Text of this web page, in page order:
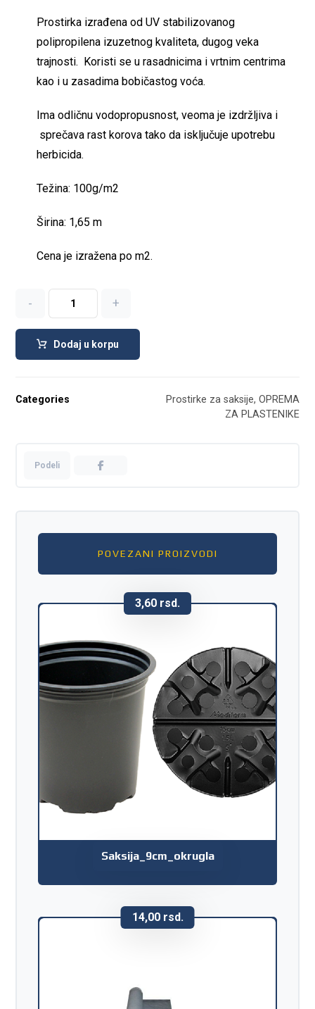
Prostirka izrađena od UV stabilizovanog
polipropilena izuzetnog kvaliteta, dugog veka
trajnosti. Koristi se u rasadnicima i vrtnim centrima
kao i u zasadima bobičastog voća.
Ima odličnu vodopropusnost, veoma je izdržljiva i
sprečava rast korova tako da isključuje upotrebu
herbicida.
Težina: 100g/m2
Širina: 1,65 m
Cena je izražena po m2.
- +
Dodaj u korpu
Categories Prostirke za saksije, ОPREMA
ZA PLASTENIKE
POVEZANI PROIZVODI
Saksija_9cm_okrugla
3,60 rsd.
14,00 rsd.